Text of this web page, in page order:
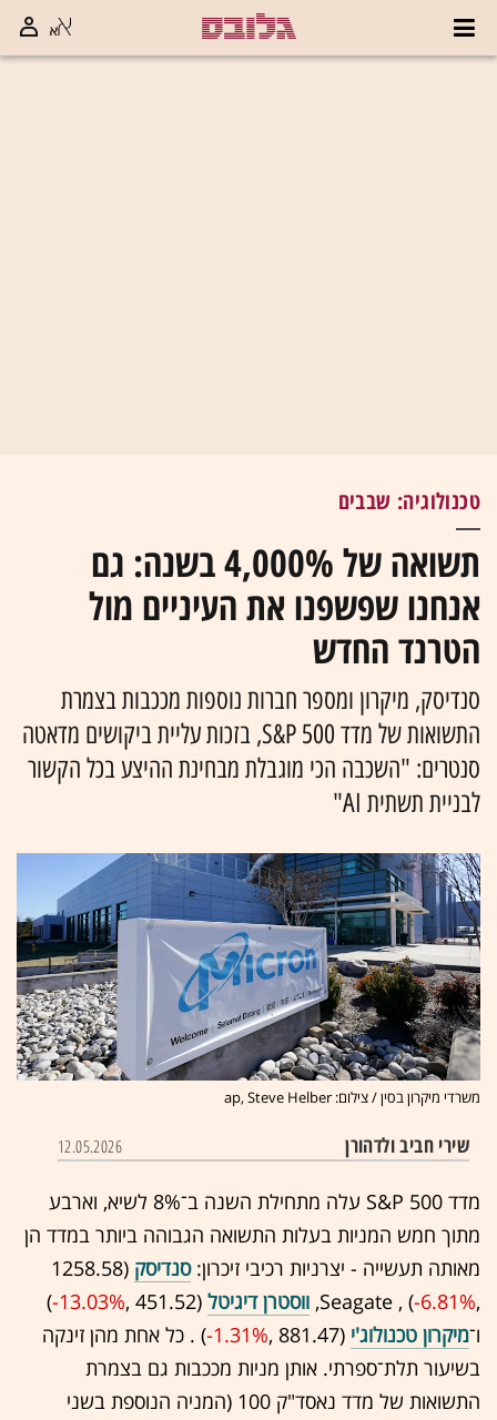
טכנולוגיה: שבבים
תשואה של 4,000% בשנה: גם
אנחנו שפשפנו את העיניים מול
הטרנד החדש
סנדיסק, מיקרון ומספר חברות נוספות מככבות בצמרת
התשואות של מדד S&P 500, בזכות עליית ביקושים מדאטה
סנטרים: "השכבה הכי מוגבלת מבחינת ההיצע בכל הקשור
לבניית תשתית AI"
משרדי מיקרון בסין / צילום: ap, Steve Helber
שירי חביב ולדהורן 12.05.2026
מדד S&P 500 עלה מתחילת השנה ב־8% לשיא, וארבע
מתוך חמש המניות בעלות התשואה הגבוהה ביותר במדד הן
מאותה תעשייה - יצרניות רכיבי זיכרון:סנדיסק (1258.58
,‎
-6.81%
‏) , Seagate, ווסטרן דיגיטל (451.52 ,‎
-13.03%
‏)
ו־מיקרון טכנולוג'י (881.47 ,‎
-1.31%‏) . כל אחת מהן זינקה
בשיעור תלת־ספרתי. אותן מניות מככבות גם בצמרת
התשואות של מדד נאסד"ק 100 (המניה הנוספת בשני